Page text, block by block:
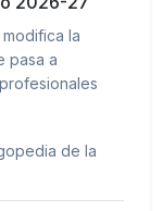
la
pasa a
de la